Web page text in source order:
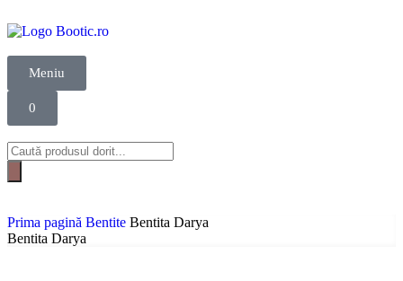
Meniu
0
Prima pagină Bentite Bentita Darya
Bentita Darya